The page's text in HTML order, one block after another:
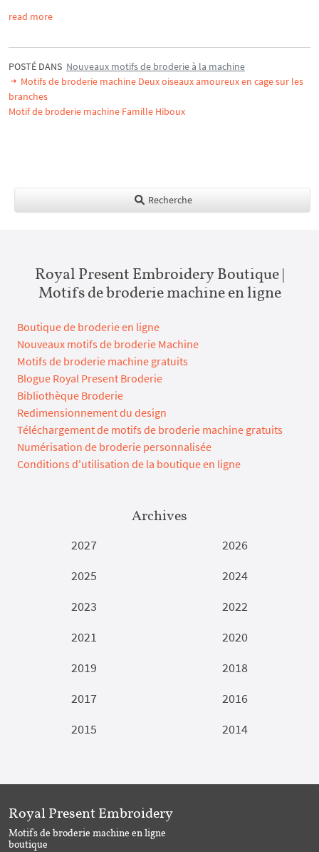
read more
POSTÉ DANS Nouveaux motifs de broderie à la machine
Motifs de broderie machine Deux oiseaux amoureux en cage sur les
branches
Motif de broderie machine Famille Hiboux
Recherche
Royal Present Embroidery Boutique |
Motifs de broderie machine en ligne
Boutique de broderie en ligne
Nouveaux motifs de broderie Machine
Motifs de broderie machine gratuits
Blogue Royal Present Broderie
Bibliothèque Broderie
Redimensionnement du design
Téléchargement de motifs de broderie machine gratuits
Numérisation de broderie personnalisée
Conditions d'utilisation de la boutique en ligne
Archives
2027
2026
2025
2024
2023
2022
2021
2020
2019
2018
2017
2016
2015
2014
Royal Present Embroidery
Motifs de broderie machine en ligne
boutique